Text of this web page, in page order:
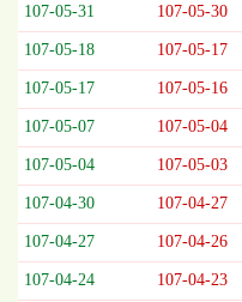
期、
截
標
日
期、
公
告
事
項
107-05-31 107-05-30
107-05-18 107-05-17
107-05-17 107-05-16
107-05-07 107-05-04
107-05-04 107-05-03
107-04-30 107-04-27
107-04-27 107-04-26
107-04-24 107-04-23